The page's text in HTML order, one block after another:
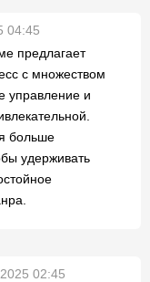
04:45
предлагает
с множеством
управление и
больше
удерживать
02:45